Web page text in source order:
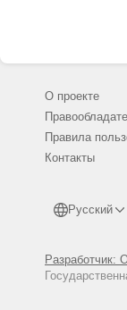
О проекте
Правила
Контакты
Русский
Разработчик: